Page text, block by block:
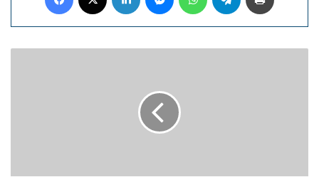
San